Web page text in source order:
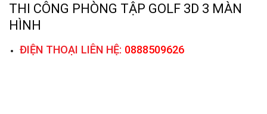
THI CÔNG PHÒNG TẬP GOLF 3D 3 MÀN
HÌNH
ĐIỆN THOẠI LIÊN HỆ: 0888509626